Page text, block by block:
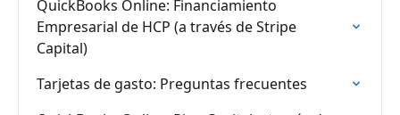
QuickBooks Online: Financiamiento
Empresarial de HCP (a través de Stripe
Capital)
Tarjetas de gasto: Preguntas frecuentes